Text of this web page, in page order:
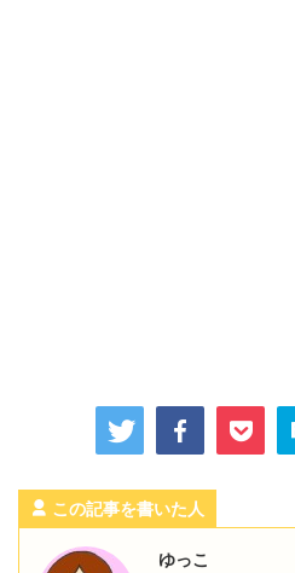
この記事を書いた人
ゆっこ